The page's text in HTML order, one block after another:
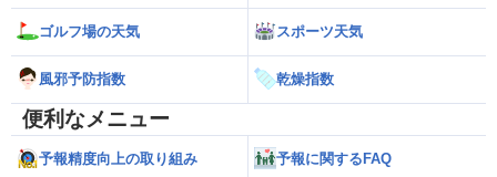
ゴルフ場の天気 スポーツ天気
風邪予防指数 乾燥指数
便利なメニュー
予報精度向上の取り組み 予報に関するFAQ